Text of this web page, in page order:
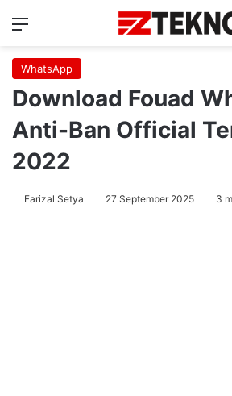
Menu
WhatsApp
Download Fouad
Anti-Ban Official
2022
Farizal Setya 27 September 2025 3